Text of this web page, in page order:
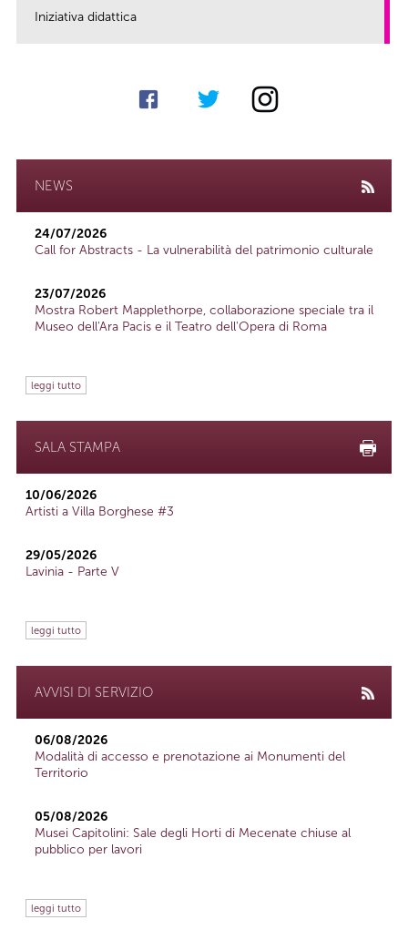
Iniziativa didattica
NEWS
24/07/2026
Call for Abstracts - La vulnerabilità del patrimonio culturale
23/07/2026
Mostra Robert Mapplethorpe, collaborazione speciale tra il
Museo dell'Ara Pacis e il Teatro dell'Opera di Roma
leggi tutto
SALA STAMPA
10/06/2026
Artisti a Villa Borghese #3
29/05/2026
Lavinia - Parte V
leggi tutto
AVVISI DI SERVIZIO
06/08/2026
Modalità di accesso e prenotazione ai Monumenti del
Territorio
05/08/2026
Musei Capitolini: Sale degli Horti di Mecenate chiuse al
pubblico per lavori
leggi tutto